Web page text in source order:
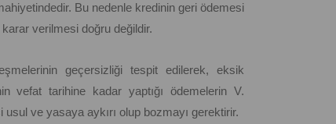
Bu nedenle kredinin geri ödemesi
verilmesi doğru değildir.
geçersizliği tespit edilerek, eksik
vefat tarihine kadar yaptığı ödemelerin V.
ve yasaya aykırı olup bozmayı gerektirir.